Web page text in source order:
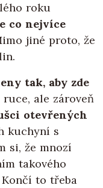
roku
co nejvíce
jiné proto, že
tak, aby zde
ale zároveň
otevřených
kuchyní s
si, že mnozí
takového
to třeba